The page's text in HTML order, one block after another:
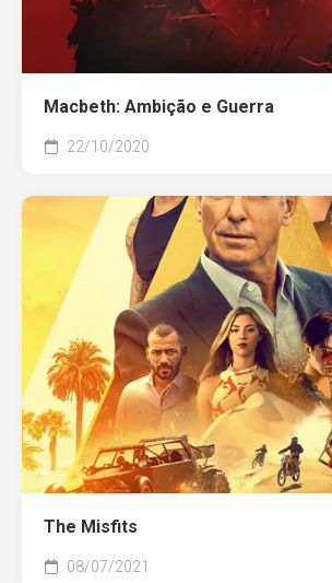
Macbeth: Ambição e Guerra
22/10/2020
The Misfits
08/07/2021